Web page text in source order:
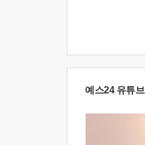
예스24 유튜브